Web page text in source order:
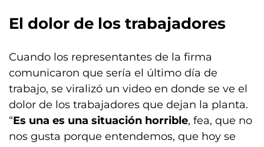
El dolor de los trabajadores
Cuando los representantes de la firma
comunicaron que sería el último día de
trabajo, se viralizó un video en donde se ve el
dolor de los trabajadores que dejan la planta.
“Es una es una situación horrible, fea, que no
nos gusta porque entendemos, que hoy se